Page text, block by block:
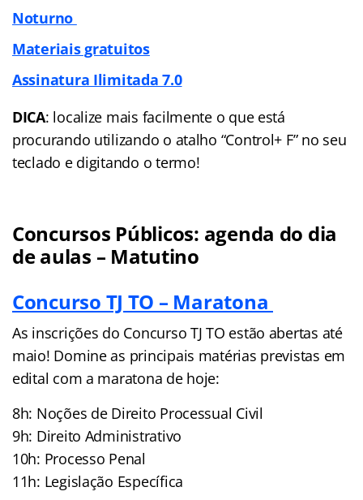
Noturno
Materiais gratuitos
Assinatura Ilimitada 7.0
DICA: localize mais facilmente o que está
procurando utilizando o atalho “Control+ F” no seu
teclado e digitando o termo!
Concursos Públicos: agenda do dia
de aulas – Matutino
Concurso TJ TO – Maratona
As inscrições do Concurso TJ TO estão abertas até
maio! Domine as principais matérias previstas em
edital com a maratona de hoje:
8h: Noções de Direito Processual Civil
9h: Direito Administrativo
10h: Processo Penal
11h: Legislação Específica